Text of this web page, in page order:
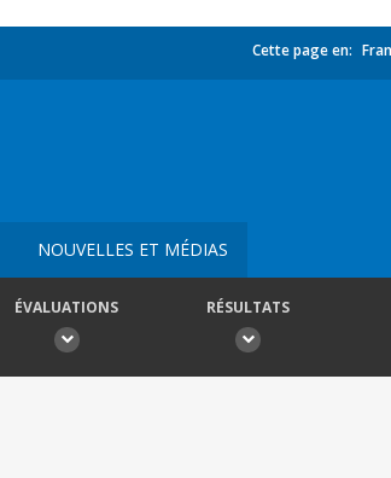
Cette page en:
NOUVELLES ET MÉDIAS
ÉVALUATIONS RÉSULTATS